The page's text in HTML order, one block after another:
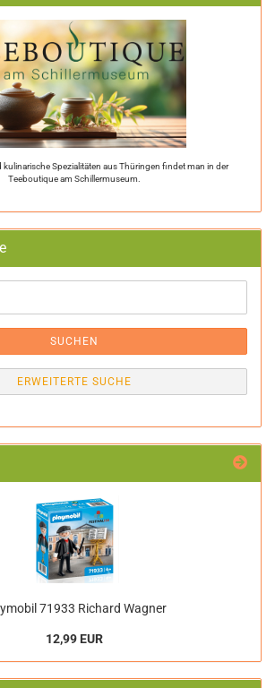
kulinarische Spezialitäten aus Thüringen findet man in der
Teeboutique am Schillermuseum.
SUCHEN
ERWEITERTE SUCHE
71933 Richard Wagner
12,99 EUR